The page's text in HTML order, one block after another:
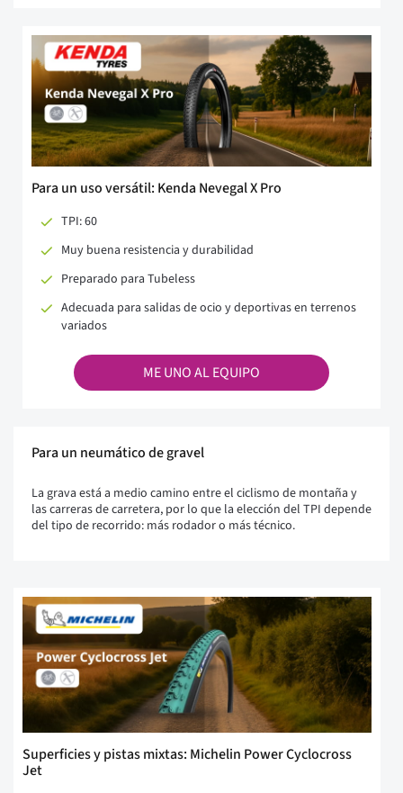
Para un uso versátil: Kenda Nevegal X Pro
TPI: 60
Muy buena resistencia y durabilidad
Preparado para Tubeless
Adecuada para salidas de ocio y deportivas en terrenos
variados
ME UNO AL EQUIPO
Para un neumático de gravel
La grava está a medio camino entre el ciclismo de montaña y
las carreras de carretera, por lo que la elección del TPI depende
del tipo de recorrido: más rodador o más técnico.
Superficies y pistas mixtas: Michelin Power Cyclocross
Jet